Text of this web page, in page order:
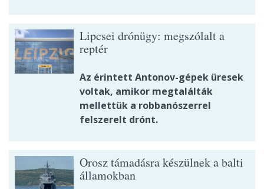
Lipcsei drónügy: megszólalt a
reptér
Az érintett Antonov-gépek üresek
voltak, amikor megtalálták
mellettük a robbanószerrel
felszerelt drónt.
Orosz támadásra készülnek a balti
államokban